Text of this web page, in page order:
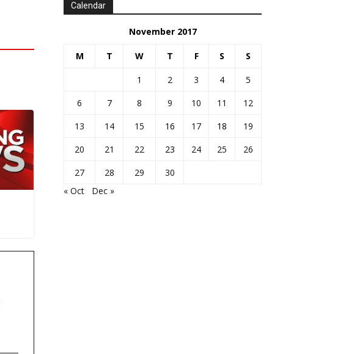
Calendar
November 2017
M T W T F S S
1 2 3 4
5
6
7 8 9 10 11
12
13
14 15 16 17 18
19
20
21 22 23 24 25
26
27
28 29
30
« Oct
Dec »